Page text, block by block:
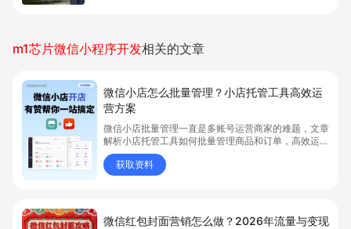
m1芯片微信小程序开发相关的文章
微信小店怎么批量管理？小店托管工具高效运
营方案
微信小店批量管理一直是多账号运营商家的难题，文章
解析小店托管工具如何批量管理商品和订单，高效运营
多账号微信小店。通过智能同步、AI运营托管和丰富营
销玩法，全面提升门店管理效率。点击了解微信小店批
量管理、高效托管的实用方案！
获取资料
微信红包封面营销怎么做？2026年流量与变现